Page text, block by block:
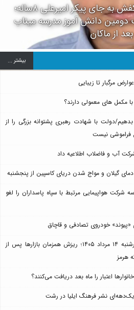
فیلم/ دفن یک لنگه کفش به جای پیکر امیرعلی ۸ساله؛
دومین دانش آموز مدرسه میناب
بعد از ماکان
بيشتر ...
مرگبار تا زیبایی
مکمل های معمولی دارند؟
دولت با شهادت رهبری پشتوانه بزرگی را از
فراموشی نیست
آب و فاضلاب اطلاعیه داد
شرکت هواپیمایی مرتبط با سپاه پاسداران را لغو
خودروی تصادفی و قاچاق
قیمت طلا، سکه و دلار امروز چهارشنبه ۱۴ مرداد ۱۴۰۵؛ ریزش همزمان بازارها پس از
هرمز
اعتبار را ماه بعد دریافت می‌کنند؟
یک‌دهه‌ای نشر فرهنگ ایلیا در رشت